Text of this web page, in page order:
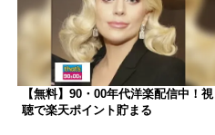
【無料】90・00年代洋楽配信中！視
聴で楽天ポイント貯まる